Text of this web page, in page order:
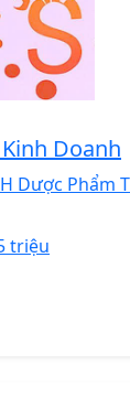
Doanh
Dược Phẩm
triệu